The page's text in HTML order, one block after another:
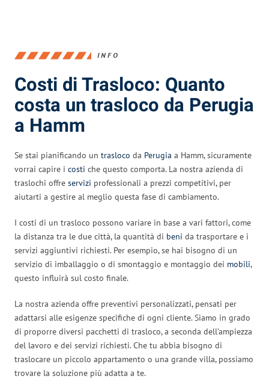
INFO
Costi di Trasloco: Quanto
costa un trasloco da Perugia
a Hamm
Se stai pianificando un trasloco da Perugia a Hamm, sicuramente
vorrai capire i costi che questo comporta. La nostra azienda di
traslochi offre servizi professionali a prezzi competitivi, per
aiutarti a gestire al meglio questa fase di cambiamento.
I costi di un trasloco possono variare in base a vari fattori, come
la distanza tra le due città, la quantità di beni da trasportare e i
servizi aggiuntivi richiesti. Per esempio, se hai bisogno di un
servizio di imballaggio o di smontaggio e montaggio dei mobili,
questo influirà sul costo finale.
La nostra azienda offre preventivi personalizzati, pensati per
adattarsi alle esigenze specifiche di ogni cliente. Siamo in grado
di proporre diversi pacchetti di trasloco, a seconda dell’ampiezza
del lavoro e dei servizi richiesti. Che tu abbia bisogno di
traslocare un piccolo appartamento o una grande villa, possiamo
trovare la soluzione più adatta a te.